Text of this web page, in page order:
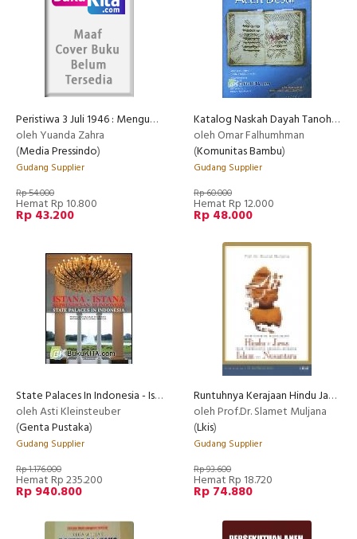
Peristiwa 3 Juli 1946 : Menguak Kudeta Pertama Dalam Sejarah Indonesia
oleh Yuanda Zahra
(Media Pressindo)
Gudang Supplier
Rp 54.000
Hemat Rp 10.800
Rp 43.200
Katalog Naskah Dayah Tanoh Abee Aceh Besar
oleh Omar Falhumhman
(Komunitas Bambu)
Gudang Supplier
Rp 60.000
Hemat Rp 12.000
Rp 48.000
State Palaces In Indonesia - Istana-Istana Kepresidenan di Indonesia : Peninggalan Sejarah Dan Budaya
oleh Asti Kleinsteuber
(Genta Pustaka)
Gudang Supplier
Rp 1.176.000
Hemat Rp 235.200
Rp 940.800
Runtuhnya Kerajaan Hindu Jawa
oleh Prof.Dr. Slamet Muljana
(Lkis)
Gudang Supplier
Rp 93.600
Hemat Rp 18.720
Rp 74.880